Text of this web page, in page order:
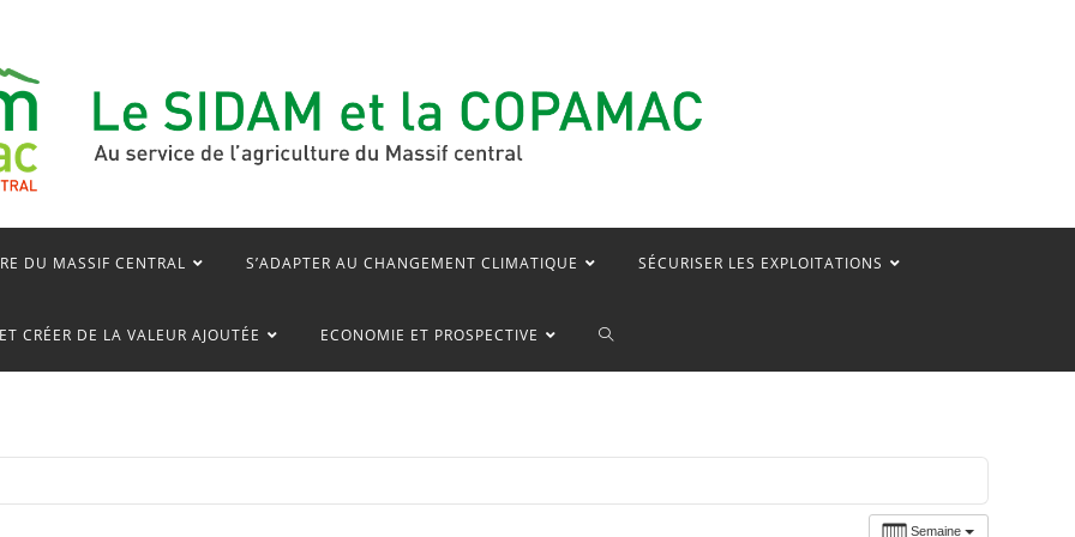
DU MASSIF CENTRAL S’ADAPTER AU CHANGEMENT CLIMATIQUE SÉCURISER LES EXPLOITATIONS
CRÉER DE LA VALEUR AJOUTÉE ECONOMIE ET PROSPECTIVE TOGGLE
Semaine